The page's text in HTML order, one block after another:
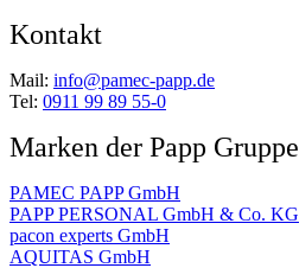
Kontakt
Mail: info@pamec-papp.de
Tel: 0911 99 89 55-0
Marken der Papp Gruppe
PAMEC PAPP GmbH
PAPP PERSONAL GmbH & Co. KG
pacon experts GmbH
AQUITAS GmbH